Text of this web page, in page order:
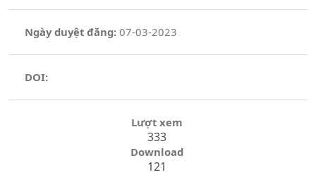
Ngày duyệt đăng:07-03-2023
DOI:
Lượt xem
333
Download
121